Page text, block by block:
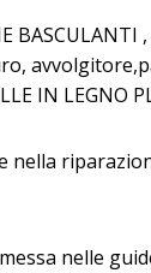
,
IN LEGNO
nella
nelle